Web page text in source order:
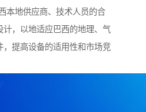
本地供应商、技术人员的合
，以地适应巴西的地理、气
提高设备的适用性和市场竞